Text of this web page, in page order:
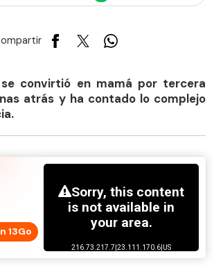
convirtió en mamá por tercera
atrás y ha contado lo complejo
13Go